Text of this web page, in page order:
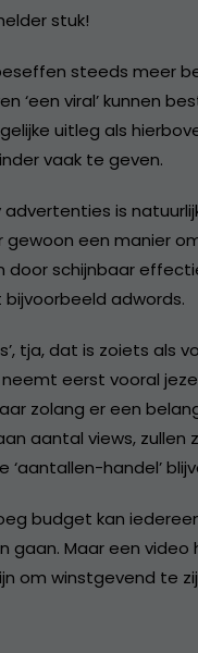
stuk!
steeds meer
‘een viral’ kunnen
uitleg als
vaak te geven.
advertenties is
gewoon een manier
door schijnbaar
adwords.
tja, dat is zoiets als
eerst vooral
zolang er een
aantal views, zullen
‘aantallen-handel’
budget kan
gaan. Maar een
om winstgevend te